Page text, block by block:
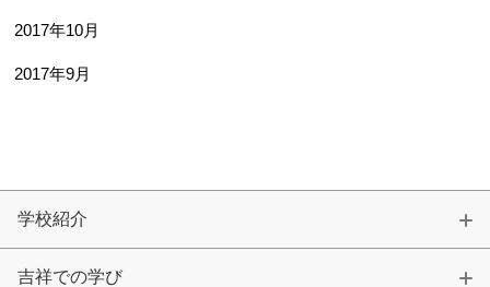
2017年10月
2017年9月
学校紹介
吉祥での学び